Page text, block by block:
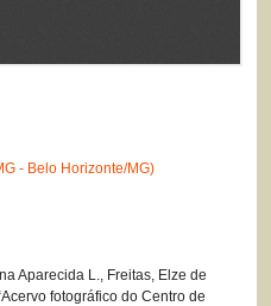
- Belo Horizonte/MG)
Aparecida L., Freitas, Elze de
fotográfico do Centro de